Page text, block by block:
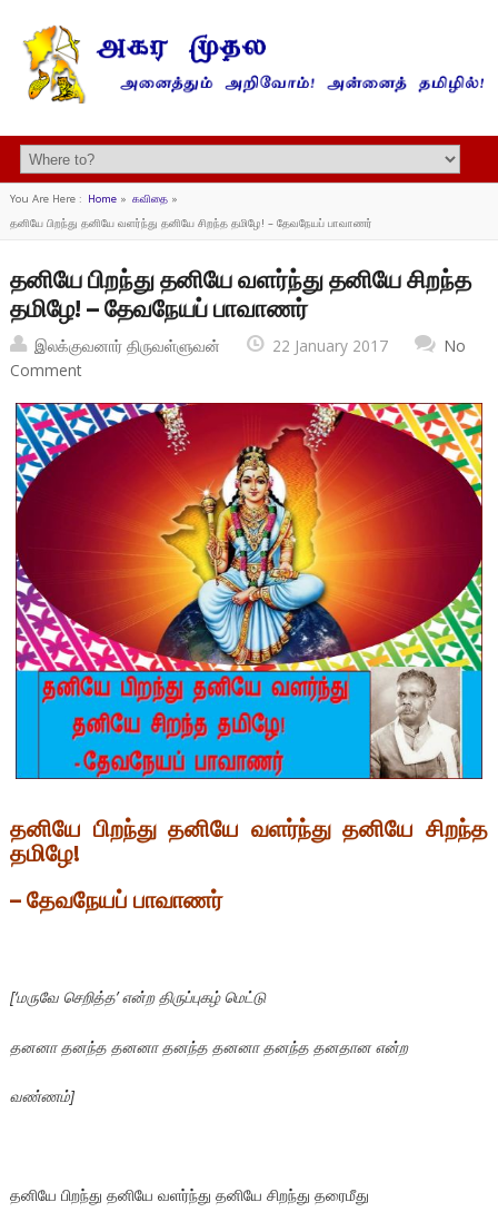
You Are Here : Home» கவிதை»
தனியே பிறந்து தனியே வளர்ந்து தனியே சிறந்த தமிழே! – தேவநேயப் பாவாணர்
தனியே பிறந்து தனியே வளர்ந்து தனியே சிறந்த
தமிழே! – தேவநேயப் பாவாணர்
இலக்குவனார் திருவள்ளுவன் 22 January 2017
No
Comment
தனியே பிறந்து தனியே வளர்ந்து தனியே சிறந்த
தமிழே!
– தேவநேயப் பாவாணர்
[‘மருவே செறித்த’ என்ற திருப்புகழ் மெட்டு
தனனா தனந்த தனனா தனந்த தனனா தனந்த தனதான என்ற
வண்ணம்]
தனியே பிறந்து தனியே வளர்ந்து தனியே சிறந்து தரைமீது